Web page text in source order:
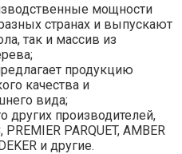
мощности
странах и выпускают
так и массив из
продукцию
качества и
вида;
других производителей,
PARQUET, AMBER
и другие.